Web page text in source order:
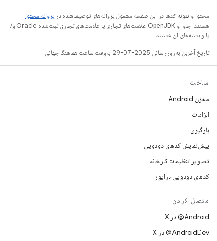
محتوا و نمونه کدها در این صفحه مشمول پروانه‌های توصیف‌شده در پروانه محتوا
هستند. جاوا و OpenJDK علامت‌های تجاری یا علامت‌های تجاری ثبت‌شده Oracle و/
یا وابسته‌های آن هستند.
تاریخ آخرین به‌روزرسانی 2025-07-29 به‌وقت ساعت هماهنگ جهانی.
ساخت
مخزن Android
الزامات
بارگیری
پیش‌نمایش کدهای دودویی
تصاویر تنظیمات کارخانه
کدهای دودویی درایور
متصل کردن
‫‎@Android در X
‫‎@AndroidDev در X